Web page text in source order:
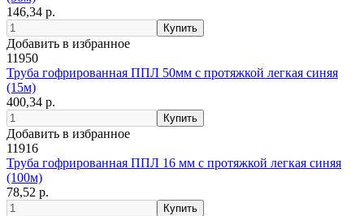
146,34 р.
Добавить в избранное
11950
Труба гофрированная ППЛ 50мм с протяжкой легкая синяя
(15м)
400,34 р.
Добавить в избранное
11916
Труба гофрированная ППЛ 16 мм с протяжкой легкая синяя
(100м)
78,52 р.